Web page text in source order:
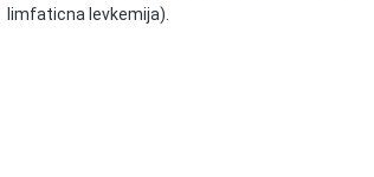
limfaticna levkemija).